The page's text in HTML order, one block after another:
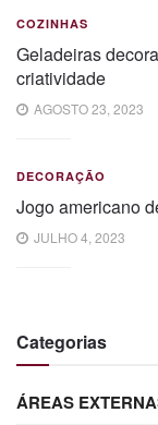
COZINHAS
Geladeiras
criatividade
AGOSTO 23, 2023
DECORAÇÃO
Jogo americano
JULHO 4, 2023
Categorias
ÁREAS